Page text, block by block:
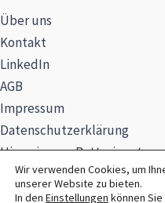
Über uns
Kontakt
LinkedIn
AGB
Impressum
Datenschutzerklärung
Hinweise zur
Wir verwenden Cookies, um
unserer Website zu bieten.
In den Einstellungen können